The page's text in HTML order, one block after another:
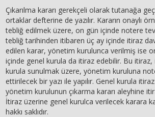
Çıkarılma kararı gerekçeli olarak tutanağa
ortaklar defterine de yazılır. Kararın onaylı
tebliğ edilmek üzere, on gün içinde notere
tebliğ tarihinden itibaren üç ay içinde itiraz
edilen karar, yönetim kurulunca verilmiş ise
içinde genel kurula da itiraz edebilir. Bu
kurula sunulmak üzere, yönetim kuruluna
ettirilecek bir yazı ile yapılır. Genel kurula
yönetim kurulunun çıkarma kararı aleyhine
İtiraz üzerine genel kurulca verilecek karara
hakkı saklıdır.